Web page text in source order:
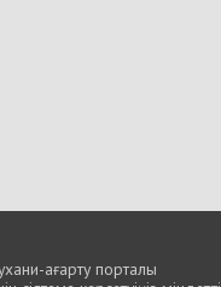
ағарту порталы